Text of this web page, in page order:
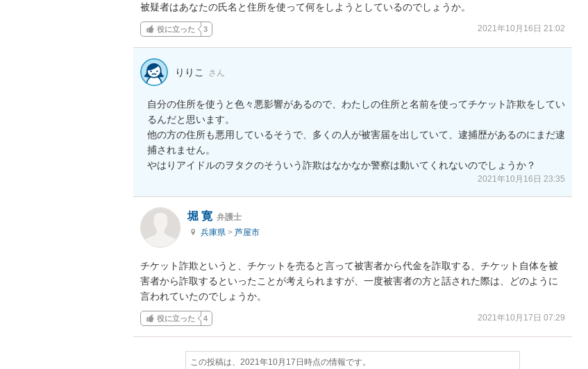
被疑者はあなたの氏名と住所を使って何をしようとしているのでしょうか。
役に立った 3 2021年10月16日 21:02
りりこ さん
自分の住所を使うと色々悪影響があるので、わたしの住所と名前を使ってチケット詐欺をしてい
るんだと思います。
他の方の住所も悪用しているそうで、多くの人が被害届を出していて、逮捕歴があるのにまだ逮
捕されません。
やはりアイドルのヲタクのそういう詐欺はなかなか警察は動いてくれないのでしょうか？
2021年10月16日 23:35
堀 寛 弁護士
兵庫県 > 芦屋市
チケット詐欺というと、チケットを売ると言って被害者から代金を詐取する、チケット自体を被
害者から詐取するといったことが考えられますが、一度被害者の方と話された際は、どのように
言われていたのでしょうか。
役に立った 4 2021年10月17日 07:29
この投稿は、2021年10月17日時点の情報です。